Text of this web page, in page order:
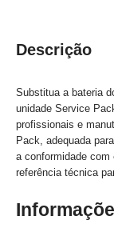
Descrição
Substitua a bateria
unidade Service
profissionais e
Pack, adequada
a conformidade
referência técnica